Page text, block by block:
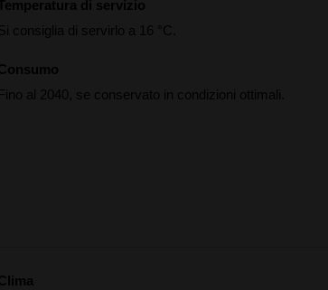
di servizio
Si consiglia di servirlo a 16 °C.
Fino al 2040, se conservato in condizioni ottimali.